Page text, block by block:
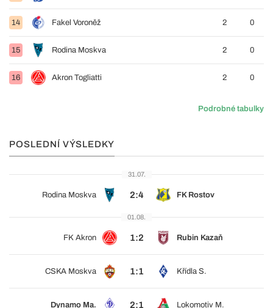
14 Fakel Voroněž 2 0
15 Rodina Moskva 2 0
16 Akron Togliatti 2 0
Podrobné tabulky
POSLEDNÍ VÝSLEDKY
31.07.
Rodina Moskva 2:4 FK Rostov
01.08.
FK Akron 1:2 Rubin Kazaň
CSKA Moskva 1:1 Křídla S.
Dynamo Ma. 2:1 Lokomotiv M.